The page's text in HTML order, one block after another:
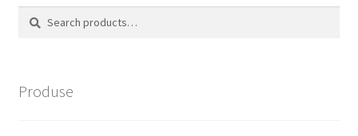
Search
Search
Produse